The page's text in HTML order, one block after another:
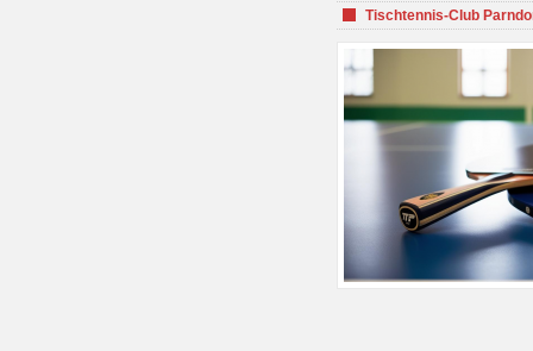
Tischtennis-Club